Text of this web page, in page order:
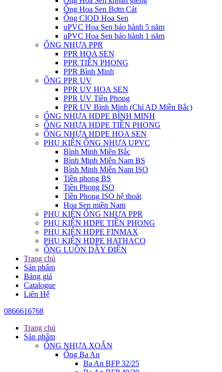
Ống Hoa Sen Bơm Cát
Ống CIOD Hoa Sen
uPVC Hoa Sen bảo hành 5 năm
uPVC Hoa Sen bảo hành 1 năm
ỐNG NHỰA PPR
PPR HOA SEN
PPR TIỀN PHONG
PPR Bình Minh
ỐNG PPR UV
PPR UV HOA SEN
PPR UV Tiền Phong
PPR UV Bình Minh (Chỉ AD Miền Bắc)
ỐNG NHỰA HDPE BÌNH MINH
ỐNG NHỰA HDPE TIỀN PHONG
ỐNG NHỰA HDPE HOA SEN
PHỤ KIỆN ỐNG NHỰA UPVC
Bình Minh Miền Bắc
Bình Minh Miền Nam BS
Bình Minh Miền Nam ISO
Tiền phong BS
Tiền Phong ISO
Tiền Phong ISO hệ thoát
Hoa Sen miền Nam
PHỤ KIỆN ỐNG NHỰA PPR
PHỤ KIỆN HDPE TIỀN PHONG
PHỤ KIỆN HDPE FINMAX
PHỤ KIỆN HDPE HATHACO
ỐNG LUỒN DÂY ĐIỆN
Trang chủ
Sản phẩm
Bảng giá
Catalogue
Liên Hệ
0866616768
Trang chủ
Sản phẩm
ỐNG NHỰA XOẮN
Ống Ba An
Ba An BFP 32/25